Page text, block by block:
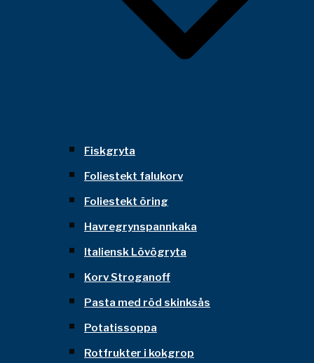
Fiskgryta
Foliestekt falukorv
Foliestekt öring
Havregrynspannkaka
Italiensk Lövögryta
Korv Stroganoff
Pasta med röd skinksås
Potatissoppa
Rotfrukter i kokgrop